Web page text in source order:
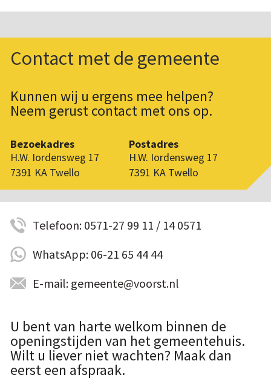
Contact met de gemeente
Kunnen wij u ergens mee helpen?
Neem gerust contact met ons op.
Bezoekadres
H.W. Iordensweg 17
7391 KA Twello
Postadres
H.W. Iordensweg 17
7391 KA Twello
Telefoon: 0571-27 99 11 / 14 0571
WhatsApp: 06-21 65 44 44
E-mail: gemeente@voorst.nl
U bent van harte welkom binnen de
openingstijden van het gemeentehuis.
Wilt u liever niet wachten? Maak dan
eerst een afspraak.